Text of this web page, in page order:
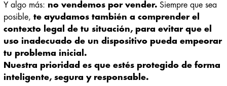
Y algo más: no vendemos por vender.Siempre que sea
posible, te ayudamos también a comprender el
contexto legal de tu situación, para evitar que el
uso inadecuado de un dispositivo pueda empeorar
tu problema inicial.
Nuestra prioridad es que estés protegido de forma
inteligente, segura y responsable.